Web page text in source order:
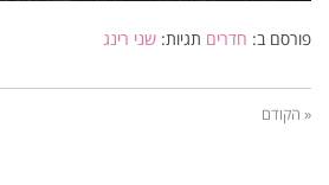
פורסם ב: חדרים תגיות: שני רינג
« הקודם